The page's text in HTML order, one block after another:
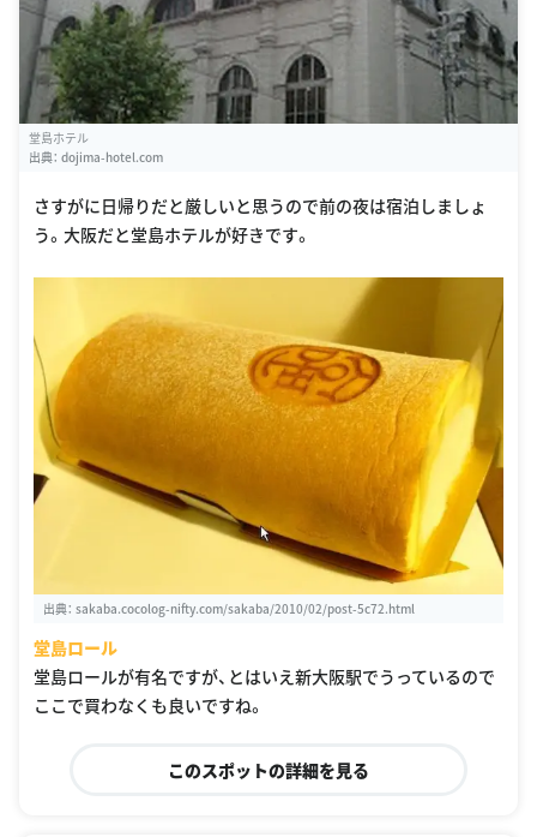
堂島ホテル
出典： dojima-hotel.com
さすがに日帰りだと厳しいと思うので前の夜は宿泊しましょ
う。大阪だと堂島ホテルが好きです。
出典： sakaba.cocolog-nifty.com/sakaba/2010/02/post-5c72.html
堂島ロール
堂島ロールが有名ですが、とはいえ新大阪駅でうっているので
ここで買わなくも良いですね。
このスポットの詳細を見る